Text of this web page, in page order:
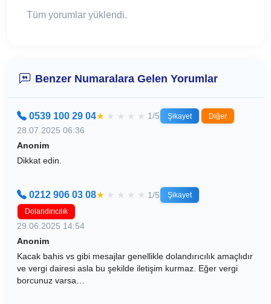
Tüm yorumlar yüklendi.
Benzer Numaralara Gelen Yorumlar
0539 100 29 04★ ★ ★ ★ ★ 1/5 Şikayet Diğer
28.07.2025 06:36
Anonim
Dikkat edin.
0212 906 03 08★ ★ ★ ★ ★ 1/5
Şikayet
Dolandırıcılık
29.06.2025 14:54
Anonim
Kacak bahis vs gibi mesajlar genellikle dolandırıcılık amaçlıdır
ve vergi dairesi asla bu şekilde iletişim kurmaz. Eğer vergi
borcunuz varsa…